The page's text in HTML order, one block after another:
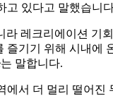
고 있다고 말했습니
라 레크리에이션 기회
즐기기 위해 시내에
말합니다.
에서 더 멀리 떨어진